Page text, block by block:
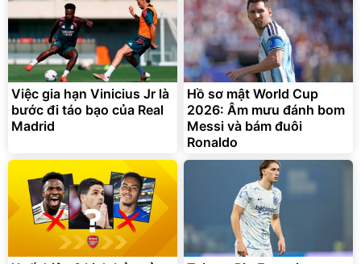
Việc gia hạn Vinicius Jr là
bước đi táo bạo của Real
Madrid
Hồ sơ mật World Cup
2026: Âm mưu đánh bom
Messi và bám đuôi
Ronaldo